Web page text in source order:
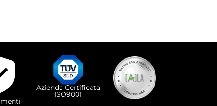
Azienda Certificata
ISO9001